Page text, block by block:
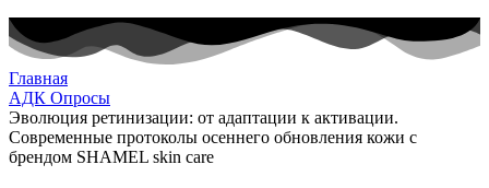
Главная
АДК Опросы
Эволюция ретинизации: от адаптации к активации.
Современные протоколы осеннего обновления кожи с
брендом SHAMEL skin care